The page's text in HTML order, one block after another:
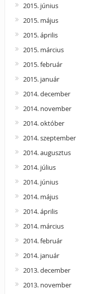
2015. június
2015. május
2015. április
2015. március
2015. február
2015. január
2014. december
2014. november
2014. október
2014. szeptember
2014. augusztus
2014. július
2014. június
2014. május
2014. április
2014. március
2014. február
2014. január
2013. december
2013. november